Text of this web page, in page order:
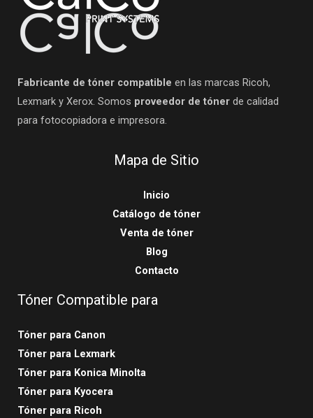
Fabricante de tóner compatible en las marcas Ricoh,
Lexmark y Xerox. Somos proveedor de tóner de calidad
para fotocopiadora e impresora.
Mapa de Sitio
Inicio
Catálogo de tóner
Venta de tóner
Blog
Contacto
Tóner Compatible para
Tóner para Canon
Tóner para Lexmark
Tóner para Konica Minolta
Tóner para Kyocera
Tóner para Ricoh